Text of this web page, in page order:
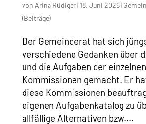
von Arina Rüdiger| 18. Juni 2026|
(Beiträge)
Der Gemeinderat hat sich
verschiedene Gedanken über
und die Aufgaben der
Kommissionen gemacht. Er
diese Kommissionen
eigenen Aufgabenkatalog zu
allfällige Alternativen bzw....